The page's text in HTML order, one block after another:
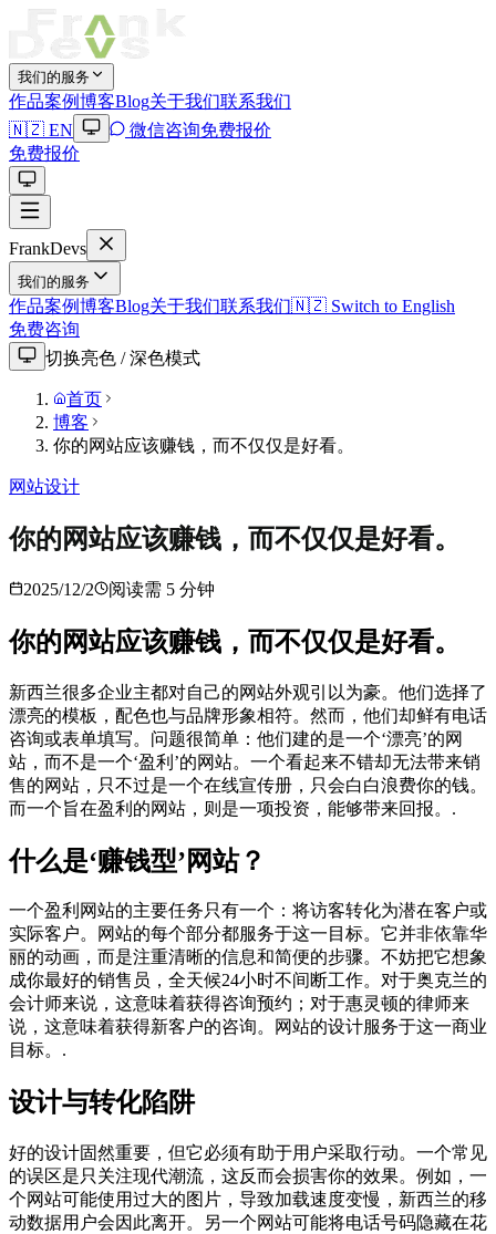
我们的服务
作品案例博客Blog关于我们联系我们
🇳🇿 EN
微信咨询免费报价
免费报价
FrankDevs
我们的服务
作品案例博客Blog关于我们联系我们🇳🇿 Switch to English
免费咨询
切换亮色 / 深色模式
首页
博客
你的网站应该赚钱，而不仅仅是好看。
网站设计
你的网站应该赚钱，而不仅仅是好看。
2025/12/2 阅读需 5 分钟
你的网站应该赚钱，而不仅仅是好看。
新西兰很多企业主都对自己的网站外观引以为豪。他们选择了
漂亮的模板，配色也与品牌形象相符。然而，他们却鲜有电话
咨询或表单填写。问题很简单：他们建的是一个‘漂亮’的网
站，而不是一个‘盈利’的网站。一个看起来不错却无法带来销
售的网站，只不过是一个在线宣传册，只会白白浪费你的钱。
而一个旨在盈利的网站，则是一项投资，能够带来回报。.
什么是‘赚钱型’网站？
一个盈利网站的主要任务只有一个：将访客转化为潜在客户或
实际客户。网站的每个部分都服务于这一目标。它并非依靠华
丽的动画，而是注重清晰的信息和简便的步骤。不妨把它想象
成你最好的销售员，全天候24小时不间断工作。对于奥克兰的
会计师来说，这意味着获得咨询预约；对于惠灵顿的律师来
说，这意味着获得新客户的咨询。网站的设计服务于这一商业
目标。.
设计与转化陷阱
好的设计固然重要，但它必须有助于用户采取行动。一个常见
的误区是只关注现代潮流，这反而会损害你的效果。例如，一
个网站可能使用过大的图片，导致加载速度变慢，新西兰的移
动数据用户会因此离开。另一个网站可能将电话号码隐藏在花